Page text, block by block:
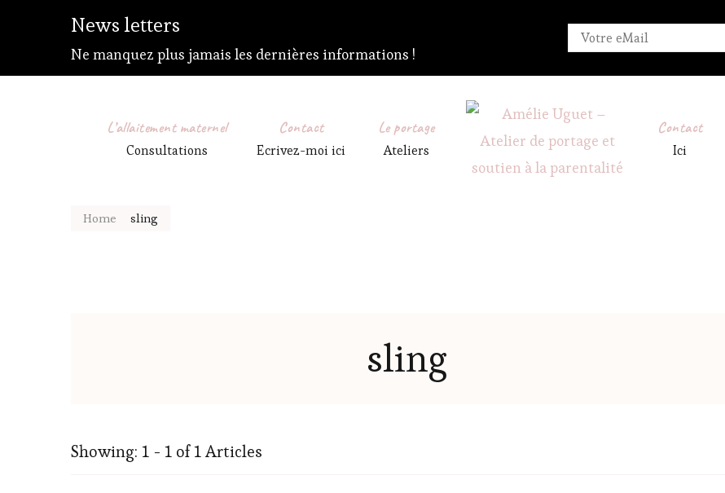
News letters
Ne manquez plus jamais les dernières informations !
L’allaitement maternel
Consultations
Contact
Ecrivez-moi ici
Le portage
Ateliers
Contact
Ici
Home sling
sling
Showing: 1 - 1 of 1 Articles